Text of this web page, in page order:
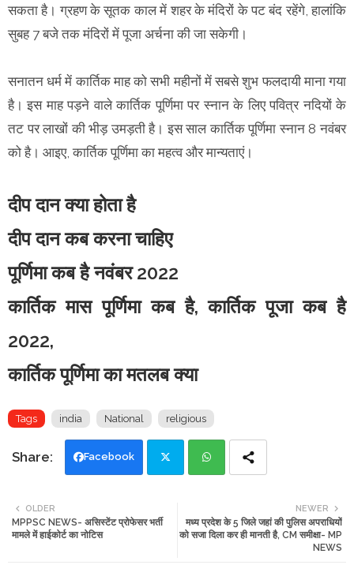
सकता है। ग्रहण के सूतक काल में शहर के मंदिरों के पट बंद रहेंगे, हालांकि
सुबह 7 बजे तक मंदिरों में पूजा अर्चना की जा सकेगी।
सनातन धर्म में कार्तिक माह को सभी महीनों में सबसे शुभ फलदायी माना गया
है। इस माह पड़ने वाले कार्तिक पूर्णिमा पर स्नान के लिए पवित्र नदियों के
तट पर लाखों की भीड़ उमड़ती है। इस साल कार्तिक पूर्णिमा स्नान 8 नवंबर
को है। आइए, कार्तिक पूर्णिमा का महत्व और मान्‍यताएं।
दीप दान क्या होता है
दीप दान कब करना चाहिए
पूर्णिमा कब है नवंबर 2022
कार्तिक मास पूर्णिमा कब है, कार्तिक पूजा कब है
2022,
कार्तिक पूर्णिमा का मतलब क्या
Tags india National religious
Facebook
tte ats
NEWER
मध्य प्रदेश के 5 जिले जहां की पुलिस अपराधियों
को सजा दिला कर ही मानती है, CM समीक्षा- MP
NEWS
OLDER
MPPSC NEWS- असिस्टेंट प्रोफेसर भर्ती
मामले में हाईकोर्ट का नोटिस